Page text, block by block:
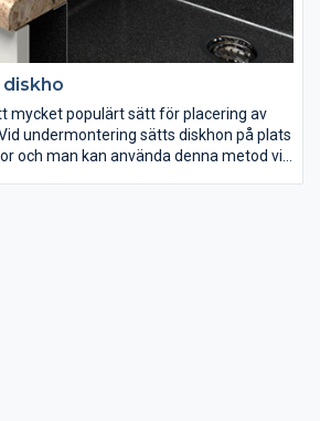
mycket populärt sätt för placering av
undermontering sätts diskhon på plats
och man kan använda denna metod vid